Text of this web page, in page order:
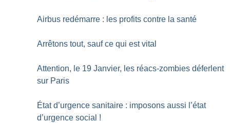
Airbus redémarre : les profits contre la santé
Arrêtons tout, sauf ce qui est vital
Attention, le 19 Janvier, les réacs-zombies déferlent
sur Paris
État d’urgence sanitaire : imposons aussi l’état
d’urgence social !